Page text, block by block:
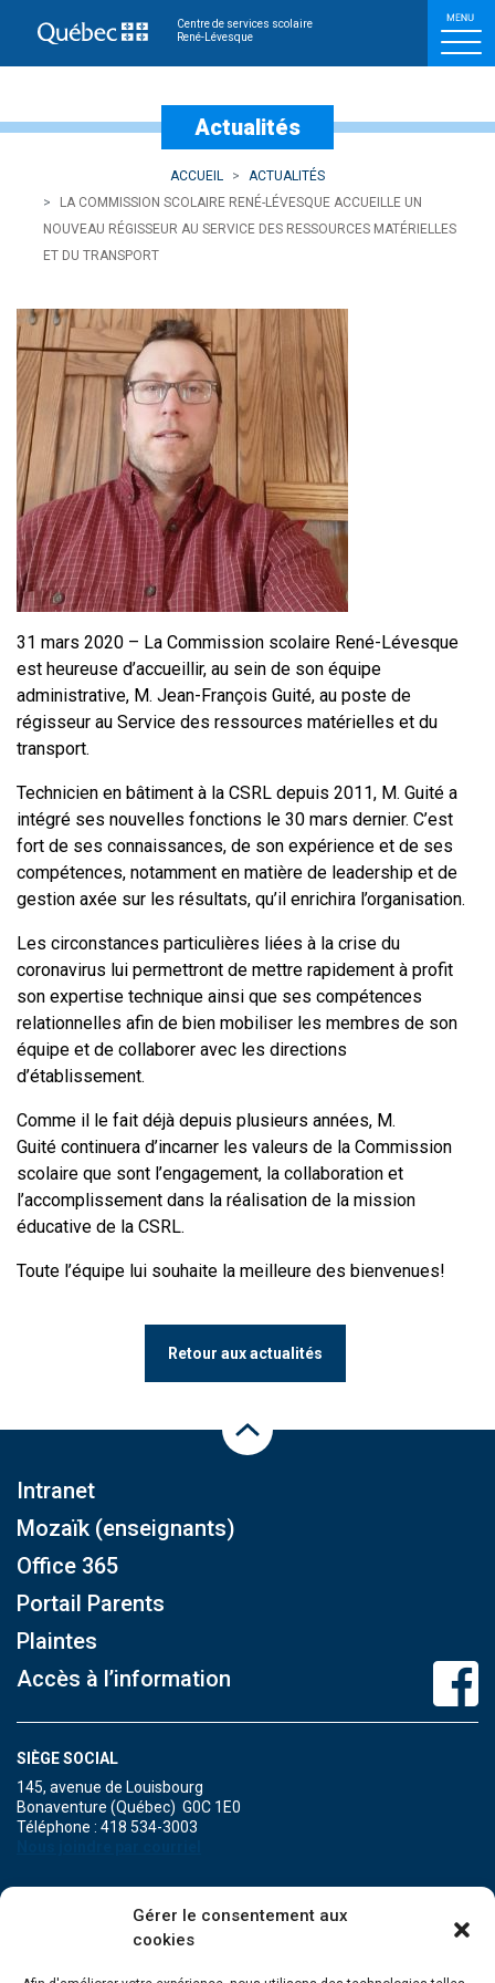
Gérer le consentement aux
cookies
Centre de services scolaire
René-Lévesque
La Commission
Actualités
ACCUEIL
ACTUALITÉS
LA COMMISSION SCOLAIRE RENÉ-LÉVESQUE ACCUEILLE UN
NOUVEAU RÉGISSEUR AU SERVICE DES RESSOURCES MATÉRIELLES
ET DU TRANSPORT
31 mars 2020 – La Commission scolaire René-Lévesque
est heureuse d’accueillir, au sein de son équipe
administrative, M. Jean-François Guité, au poste de
régisseur au Service des ressources matérielles et du
transport.
Technicien en bâtiment à la CSRL depuis 2011, M. Guité a
intégré ses nouvelles fonctions le 30 mars dernier. C’est
fort de ses connaissances, de son expérience et de ses
compétences, notamment en matière de leadership et de
gestion axée sur les résultats, qu’il enrichira l’organisation.
Les circonstances particulières liées à la crise du
coronavirus lui permettront de mettre rapidement à profit
son expertise technique ainsi que ses compétences
relationnelles afin de bien mobiliser les membres de son
équipe et de collaborer avec les directions
d’établissement.
Comme il le fait déjà depuis plusieurs années, M.
Guité continuera d’incarner les valeurs de la Commission
scolaire que sont l’engagement, la collaboration et
l’accomplissement dans la réalisation de la mission
éducative de la CSRL.
Toute l’équipe lui souhaite la meilleure des bienvenues!
Retour aux actualités
Intranet
Mozaïk (enseignants)
Office 365
Portail Parents
Plaintes
Accès à l’information
SIÈGE SOCIAL
145, avenue de Louisbourg
Bonaventure (Québec) G0C 1E0
Téléphone : 418 534-3003
471A, boulevard Perron
Maria (Québec) G0C 1Y0